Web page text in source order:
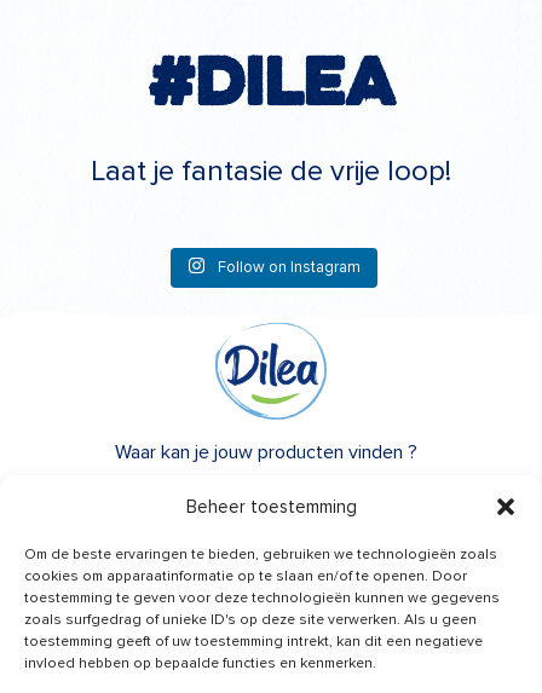
Beheer toestemming
Om de beste ervaringen te bieden, gebruiken we technologieën zoals
cookies om apparaatinformatie op te slaan en/of te openen. Door
toestemming te geven voor deze technologieën kunnen we gegevens
zoals surfgedrag of unieke ID's op deze site verwerken. Als u geen
toestemming geeft of uw toestemming intrekt, kan dit een negatieve
invloed hebben op bepaalde functies en kenmerken.
#Dilea
Laat je fantasie de vrije loop!
Follow on Instagram
Heb je advies nodig?
Een vraag?
Waar kan je jouw producten vinden ?
Over Dilea
FAQ